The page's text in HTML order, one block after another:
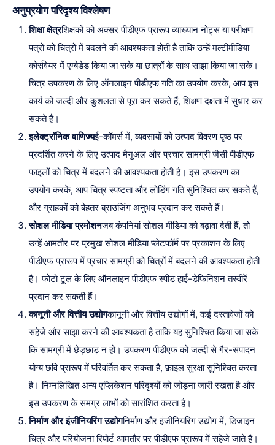
अनुप्रयोग परिदृश्य विश्लेषण
शिक्षा क्षेत्रशिक्षकों को अक्सर पीडीएफ प्रारूप व्याख्यान नोट्स या परीक्षण
पत्रों को चित्रों में बदलने की आवश्यकता होती है ताकि उन्हें मल्टीमीडिया
कोर्सवेयर में एम्बेडेड किया जा सके या छात्रों के साथ साझा किया जा सके।
चित्र उपकरण के लिए ऑनलाइन पीडीएफ गति का उपयोग करके, आप इस
कार्य को जल्दी और कुशलता से पूरा कर सकते हैं, शिक्षण दक्षता में सुधार कर
सकते हैं।
इलेक्ट्रॉनिक वाणिज्यई-कॉमर्स में, व्यवसायों को उत्पाद विवरण पृष्ठ पर
प्रदर्शित करने के लिए उत्पाद मैनुअल और प्रचार सामग्री जैसी पीडीएफ
फाइलों को चित्र में बदलने की आवश्यकता होती है। इस उपकरण का
उपयोग करके, आप चित्र स्पष्टता और लोडिंग गति सुनिश्चित कर सकते हैं,
और ग्राहकों को बेहतर ब्राउज़िंग अनुभव प्रदान कर सकते हैं।
सोशल मीडिया प्रमोशनजब कंपनियां सोशल मीडिया को बढ़ावा देती हैं, तो
उन्हें आमतौर पर प्रमुख सोशल मीडिया प्लेटफॉर्म पर प्रकाशन के लिए
पीडीएफ प्रारूप में प्रचार सामग्री को चित्रों में बदलने की आवश्यकता होती
है। फोटो टूल के लिए ऑनलाइन पीडीएफ स्पीड हाई-डेफिनिशन तस्वीरें
प्रदान कर सकती हैं।
कानूनी और वित्तीय उद्योगकानूनी और वित्तीय उद्योगों में, कई दस्तावेजों को
सहेजे और साझा करने की आवश्यकता है ताकि यह सुनिश्चित किया जा सके
कि सामग्री में छेड़छाड़ न हो। उपकरण पीडीएफ को जल्दी से गैर-संपादन
योग्य छवि प्रारूप में परिवर्तित कर सकता है, फ़ाइल सुरक्षा सुनिश्चित करता
है। निम्नलिखित अन्य एप्लिकेशन परिदृश्यों को जोड़ना जारी रखता है और
इस उपकरण के समग्र लाभों को सारांशित करता है।
निर्माण और इंजीनियरिंग उद्योगनिर्माण और इंजीनियरिंग उद्योग में, डिजाइन
चित्र और परियोजना रिपोर्ट आमतौर पर पीडीएफ प्रारूप में सहेजे जाते हैं।